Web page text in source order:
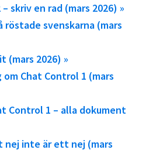
skriv en rad (mars 2026) »
röstade svenskarna (mars
(mars 2026) »
Chat Control 1 (mars
Control 1 – alla dokument
nej inte är ett nej (mars